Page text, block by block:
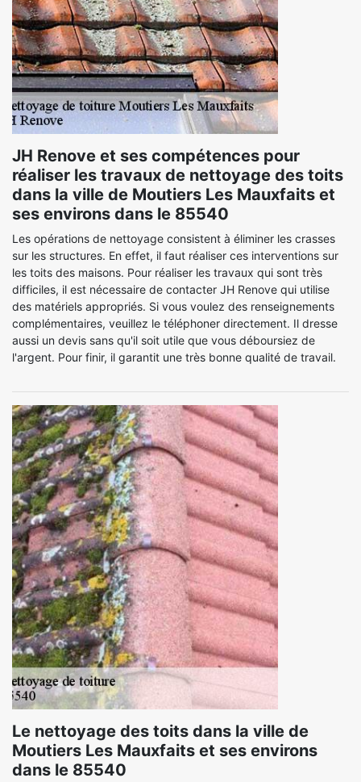
JH Renove et ses compétences pour
réaliser les travaux de nettoyage des toits
dans la ville de Moutiers Les Mauxfaits et
ses environs dans le 85540
Les opérations de nettoyage consistent à éliminer les crasses
sur les structures. En effet, il faut réaliser ces interventions sur
les toits des maisons. Pour réaliser les travaux qui sont très
difficiles, il est nécessaire de contacter JH Renove qui utilise
des matériels appropriés. Si vous voulez des renseignements
complémentaires, veuillez le téléphoner directement. Il dresse
aussi un devis sans qu'il soit utile que vous déboursiez de
l'argent. Pour finir, il garantit une très bonne qualité de travail.
Le nettoyage des toits dans la ville de
Moutiers Les Mauxfaits et ses environs
dans le 85540